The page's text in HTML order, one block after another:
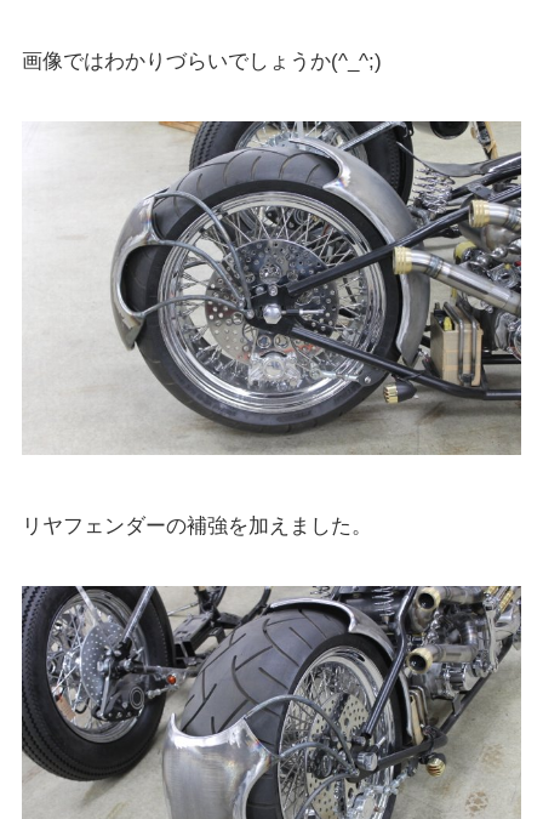
画像ではわかりづらいでしょうか(^_^;)
リヤフェンダーの補強を加えました。